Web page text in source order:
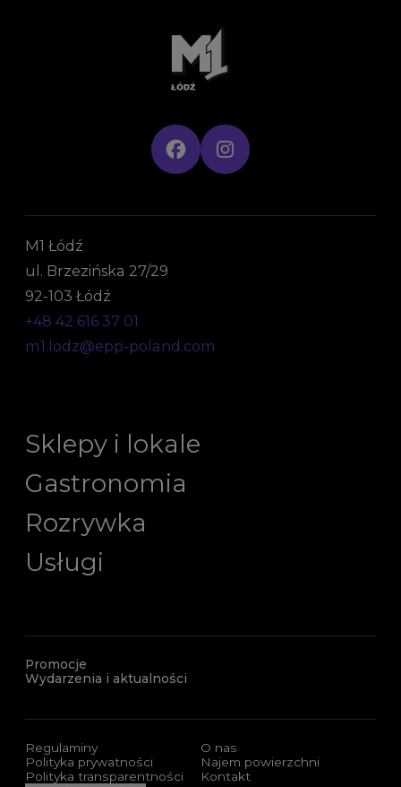
M1 Łódź
ul. Brzezińska 27/29
92-103 Łódź
+48 42 616 37 01
m1.lodz@epp-poland.com
Sklepy i lokale
Gastronomia
Rozrywka
Usługi
Promocje
Wydarzenia i aktualności
Regulaminy
Polityka prywatności
Polityka transparentności
O nas
Najem powierzchni
Kontakt